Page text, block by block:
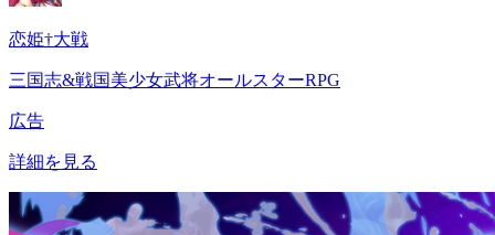
恋姫†大戦
三国志&戦国美少女武将オールスターRPG
広告
詳細を見る